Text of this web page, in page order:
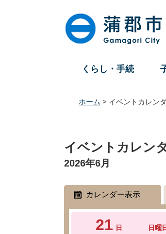
くらし・手続
ホーム > イベントカレン
文
イベントカレン
2026年6月
カレンダー表示
21 日 日曜